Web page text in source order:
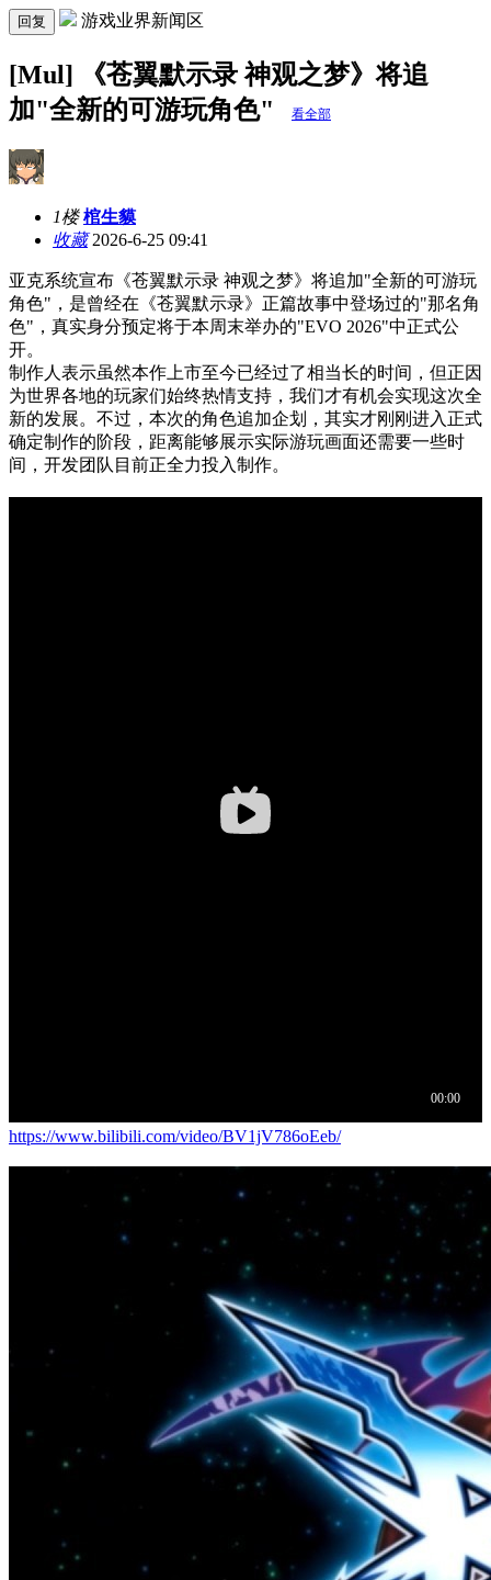
回复 游戏业界新闻区
[Mul] 《苍翼默示录 神观之梦》将追
加"全新的可游玩角色"
看全部
1楼 棺生貘
收藏2026-6-25 09:41
亚克系统宣布《苍翼默示录 神观之梦》将追加"全新的可游玩
角色"，是曾经在《苍翼默示录》正篇故事中登场过的"那名角
色"，真实身分预定将于本周末举办的"EVO 2026"中正式公
开。
制作人表示虽然本作上市至今已经过了相当长的时间，但正因
为世界各地的玩家们始终热情支持，我们才有机会实现这次全
新的发展。不过，本次的角色追加企划，其实才刚刚进入正式
确定制作的阶段，距离能够展示实际游玩画面还需要一些时
间，开发团队目前正全力投入制作。
https://www.bilibili.com/video/BV1jV786oEeb/